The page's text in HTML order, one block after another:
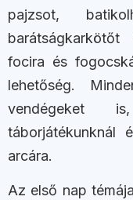
pajzsot,
focira és
lehetőség.
vendégeket
táborjátékunknál
arcára.
Az első nap